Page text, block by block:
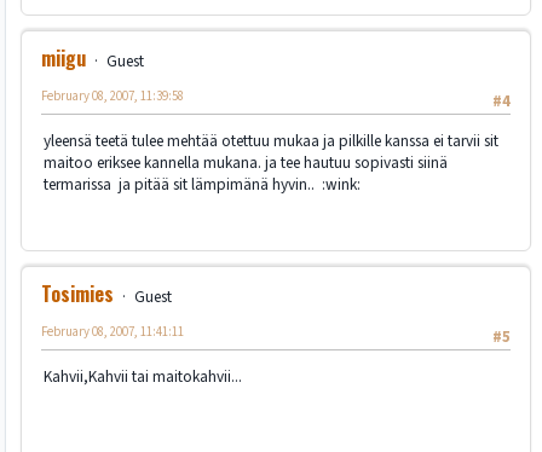
miigu
Guest
#4
February 08, 2007, 11:39:58
yleensä teetä tulee mehtää otettuu mukaa ja pilkille kanssa ei tarvii sit
maitoo eriksee kannella mukana. ja tee hautuu sopivasti siinä
termarissa ja pitää sit lämpimänä hyvin.. :wink:
Tosimies
Guest
#5
February 08, 2007, 11:41:11
Kahvii,Kahvii tai maitokahvii...